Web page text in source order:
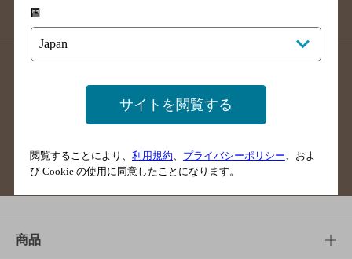
掲載店舗様ログイン
サイトマップ ご意見・ご感想
商品
国
サイトを閲覧する
閲覧することにより、 利用規約 プライバシーポリシー 、およ
び Cookie の使用に同意したことになります。